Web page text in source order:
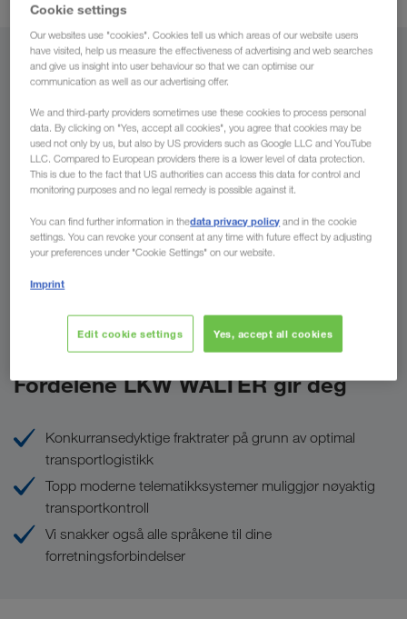
Fra
Norge
Til
Land
Spør oss nå
Fordelene LKW WALTER gir deg
Konkurransedyktige fraktrater på grunn av optimal
transportlogistikk
Topp moderne telematikksystemer muliggjør nøyaktig
transportkontroll
Vi snakker også alle språkene til dine
forretningsforbindelser
Cookie settings
Our websites use "cookies". Cookies tell us which areas of our website users
have visited, help us measure the effectiveness of advertising and web searches
and give us insight into user behaviour so that we can optimise our
communication as well as our advertising offer.
We and third-party providers sometimes use these cookies to process personal
data. By clicking on "Yes, accept all cookies", you agree that cookies may be
used not only by us, but also by US providers such as Google LLC and YouTube
LLC. Compared to European providers there is a lower level of data protection.
This is due to the fact that US authorities can access this data for control and
monitoring purposes and no legal remedy is possible against it.
You can find further information in thedata privacy policy and in the cookie
settings. You can revoke your consent at any time with future effect by adjusting
your preferences under "Cookie Settings" on our website.
Imprint
Edit cookie settings Yes, accept all cookies